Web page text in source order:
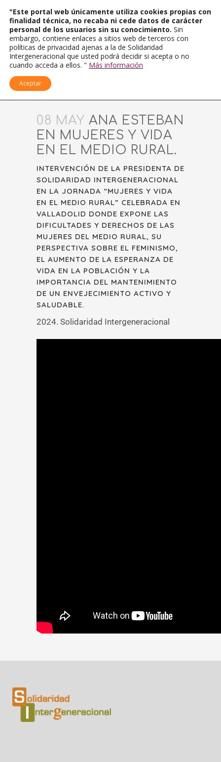
08 MAY ANA ESTEBAN
EN MUJERES Y VIDA
EN EL MEDIO RURAL.
INTERVENCIÓN DE LA PRESIDENTA DE
SOLIDARIDAD INTERGENERACIONAL
EN LA JORNADA “MUJERES Y VIDA
EN EL MEDIO RURAL” CELEBRADA EN
VALLADOLID DONDE EXPONE LAS
DIFICULTADES Y DERECHOS DE LAS
MUJERES DEL MEDIO RURAL, SU
PERSPECTIVA SOBRE EL FEMINISMO,
EL AUMENTO DE LA ESPERANZA DE
VIDA EN LA POBLACIÓN Y LA
IMPORTANCIA DEL MANTENIMIENTO
DE UN ENVEJECIMIENTO ACTIVO Y
SALUDABLE.
2024. Solidaridad Intergeneracional
"Este portal web únicamente utiliza cookies propias con
finalidad técnica, no recaba ni cede datos de carácter
personal de los usuarios sin su conocimiento. Sin
embargo, contiene enlaces a sitios web de terceros con
políticas de privacidad ajenas a la de Solidaridad
Intergeneracional que usted podrá decidir si acepta o no
cuando acceda a ellos. " Más información
Aceptar